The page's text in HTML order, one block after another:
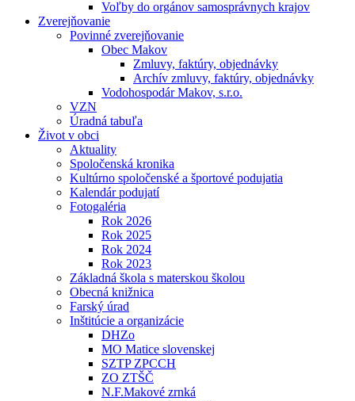
Voľby do orgánov samosprávnych krajov
Zverejňovanie
Povinné zverejňovanie
Obec Makov
Zmluvy, faktúry, objednávky
Archív zmluvy, faktúry, objednávky
Vodohospodár Makov, s.r.o.
VZN
Úradná tabuľa
Život v obci
Aktuality
Spoločenská kronika
Kultúrno spoločenské a športové podujatia
Kalendár podujatí
Fotogaléria
Rok 2026
Rok 2025
Rok 2024
Rok 2023
Základná škola s materskou školou
Obecná knižnica
Farský úrad
Inštitúcie a organizácie
DHZo
MO Matice slovenskej
SZTP ZPCCH
ZO ZTŠČ
N.F.Makové zrnká